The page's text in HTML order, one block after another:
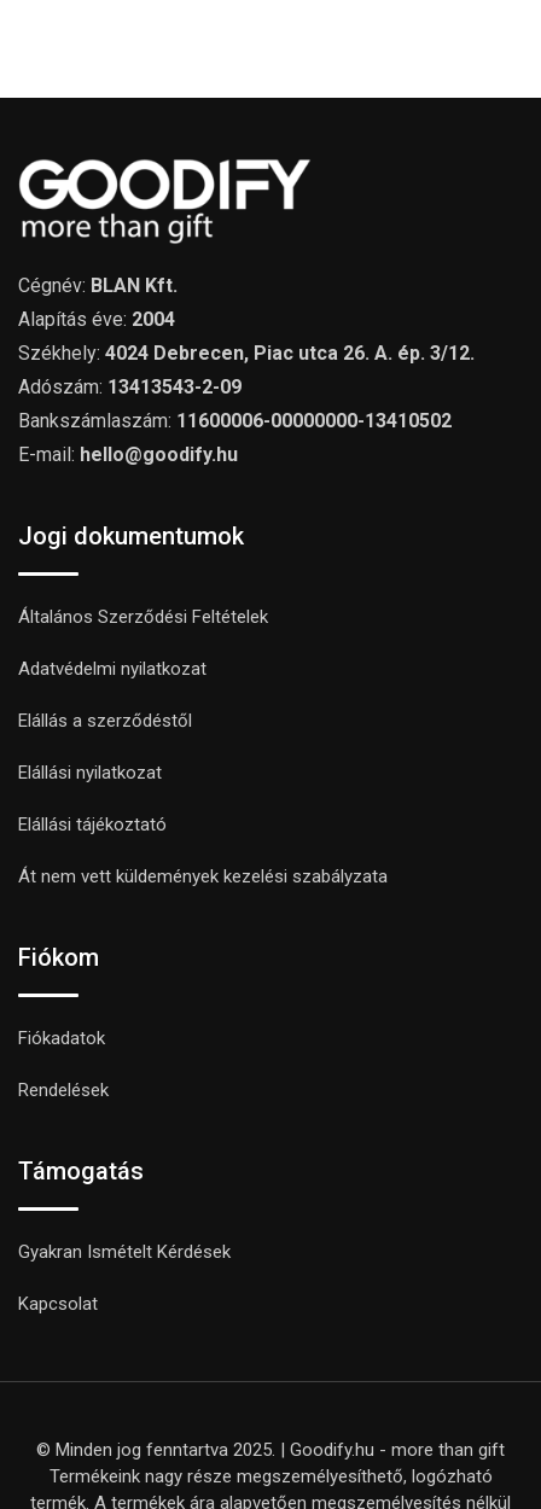
Cégnév: BLAN Kft.
Alapítás éve: 2004
Székhely: 4024 Debrecen, Piac utca 26. A. ép. 3/12.
Adószám: 13413543-2-09
Bankszámlaszám: 11600006-00000000-13410502
E-mail: hello@goodify.hu
Jogi dokumentumok
Általános Szerződési Feltételek
Adatvédelmi nyilatkozat
Elállás a szerződéstől
Elállási nyilatkozat
Elállási tájékoztató
Át nem vett küldemények kezelési szabályzata
Fiókom
Fiókadatok
Rendelések
Támogatás
Gyakran Ismételt Kérdések
Kapcsolat
© Minden jog fenntartva 2025. | Goodify.hu - more than gift
Termékeink nagy része megszemélyesíthető, logózható
termék. A termékek ára alapvetően megszemélyesítés nélkül